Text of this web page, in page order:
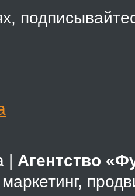
| Агентство